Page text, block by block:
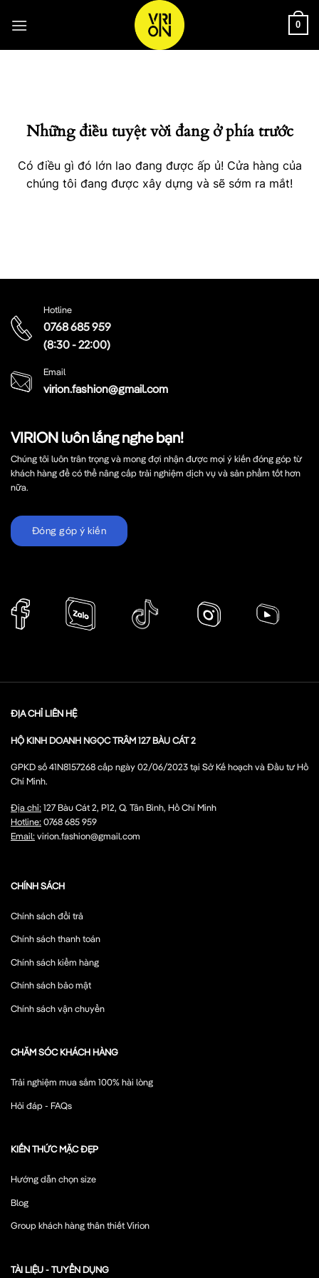
qua
0
Những điều tuyệt vời đang ở phía trước
Có điều gì đó lớn lao đang được ấp ủ! Cửa hàng của
chúng tôi đang được xây dựng và sẽ sớm ra mắt!
VIRION luôn lắng nghe bạn!
Chúng tôi luôn trân trọng và mong đợi nhận được mọi ý kiến đóng góp từ
khách hàng để có thể nâng cấp trải nghiệm dịch vụ và sản phẩm tốt hơn
nữa.
Đóng góp ý kiến
Hotline
0768 685 959
(8:30 - 22:00)
Email
virion.fashion@gmail.com
ĐỊA CHỈ LIÊN HỆ
HỘ KINH DOANH NGỌC TRÂM 127 BÀU CÁT 2
GPKD số 41N8157268 cấp ngày 02/06/2023 tại Sở Kế hoạch và Đầu tư Hồ
Chí Minh.
Địa chỉ:127 Bàu Cát 2, P12, Q. Tân Bình, Hồ Chí Minh
Hotline:0768 685 959
Email:virion.fashion@gmail.com
CHÍNH SÁCH
Chính sách đổi trả
Chính sách thanh toán
Chính sách kiểm hàng
Chính sách bảo mật
Chính sách vận chuyển
CHĂM SÓC KHÁCH HÀNG
Trải nghiệm mua sắm 100% hài lòng
Hỏi đáp - FAQs
KIẾN THỨC MẶC ĐẸP
Hướng dẫn chọn size
Blog
Group khách hàng thân thiết Virion
TÀI LIỆU - TUYỂN DỤNG